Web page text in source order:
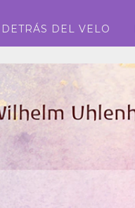
DETRÁS DEL VELO